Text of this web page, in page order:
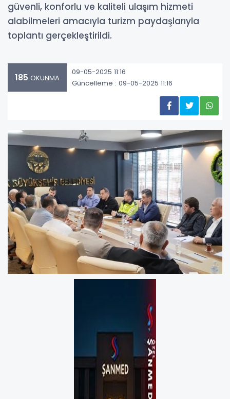
güvenli, konforlu ve kaliteli ulaşım hizmeti
alabilmeleri amacıyla turizm paydaşlarıyla
toplantı gerçekleştirildi.
185 OKUNMA
09-05-2025 11:16
Güncelleme : 09-05-2025 11:16